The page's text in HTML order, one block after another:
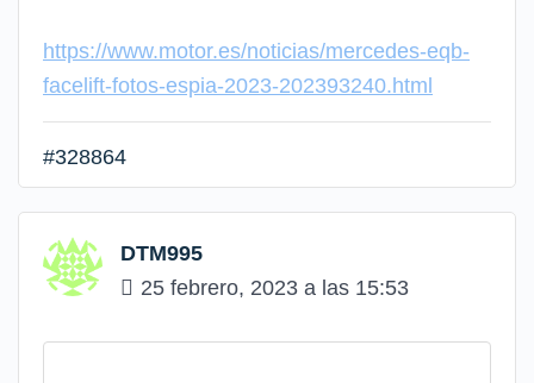
https://www.motor.es/noticias/mercedes-eqb-
facelift-fotos-espia-2023-202393240.html
#328864
DTM995
25 febrero, 2023 a las 15:53